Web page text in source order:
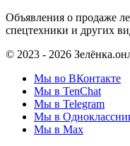
Объявления о продаже
спецтехники и других
© 2023 - 2026
Мы во ВКонтакте
Мы в TenChat
Мы в Telegram
Мы в
Мы в Max